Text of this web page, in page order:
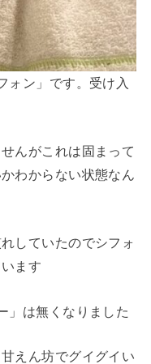
ォン」です。受け入
んがこれは固まって
わからない状態なん
していたのでシフォ
ます
」は無くなりました
えん坊でグイグイい